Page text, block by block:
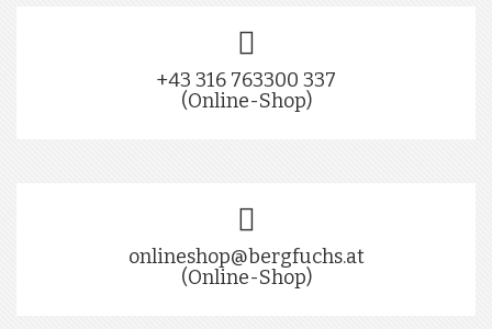
+43 316 763300 337
(Online-Shop)
onlineshop@bergfuchs.at
(Online-Shop)